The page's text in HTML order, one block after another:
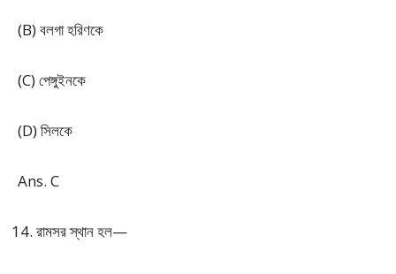
(B) বলগা হরিণকে
(C) পেঙ্গুইনকে
(D) সিলকে
Ans. C
রামসর স্থান হল—